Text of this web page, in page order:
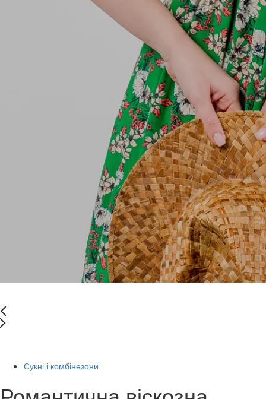
Сукні і комбінезони